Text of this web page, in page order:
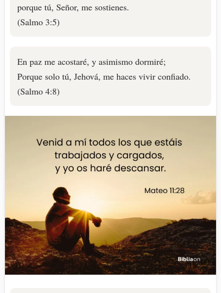
porque tú, Señor, me sostienes.
(Salmo 3:5)
En paz me acostaré, y asimismo dormiré;
Porque solo tú, Jehová, me haces vivir confiado.
(Salmo 4:8)